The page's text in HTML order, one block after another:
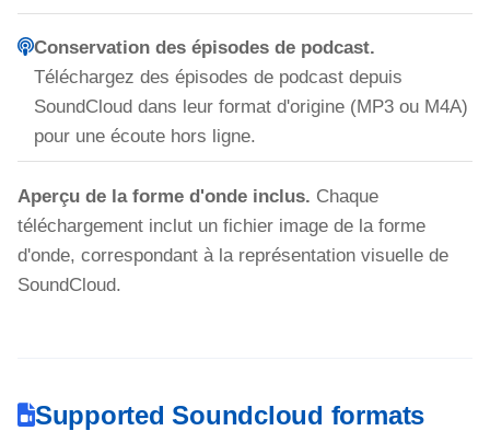
Conservation des épisodes de podcast.
Téléchargez des épisodes de podcast depuis
SoundCloud dans leur format d'origine (MP3 ou M4A)
pour une écoute hors ligne.
Aperçu de la forme d'onde inclus. Chaque
téléchargement inclut un fichier image de la forme
d'onde, correspondant à la représentation visuelle de
SoundCloud.
Supported Soundcloud formats